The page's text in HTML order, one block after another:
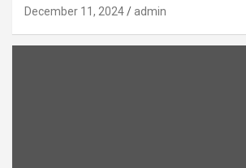
December 11, 2024 admin